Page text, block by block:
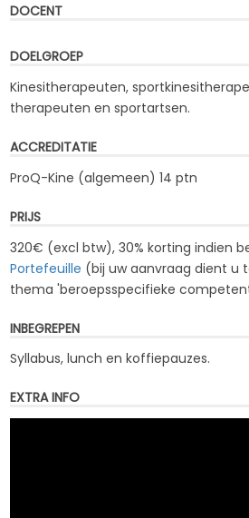
DOCENT
DOELGROEP
Kinesitherapeuten,
therapeuten en sportartsen.
ACCREDITATIE
ProQ-Kine (algemeen) 14 ptn
PRIJS
320€ (excl btw), 30% korting indien
Portefeuille (bij uw aanvraag dient u
thema 'beroepsspecifieke
INBEGREPEN
Syllabus, lunch en koffiepauzes.
EXTRA INFO